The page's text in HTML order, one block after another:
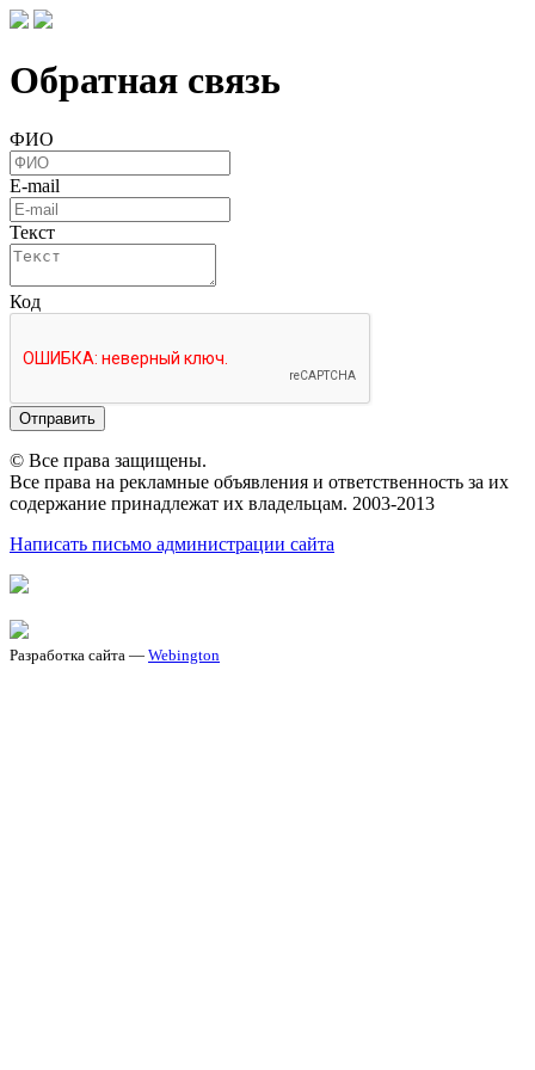
Обратная связь
ФИО
E-mail
Текст
Код
Отправить
© Все права защищены.
Все права на рекламные объявления и ответственность за их
содержание принадлежат их владельцам. 2003-2013
Написать письмо администрации сайта
Разработка сайта — Webington